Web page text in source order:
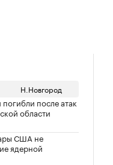
Н.Новгород
после атак
области
США не
ядерной